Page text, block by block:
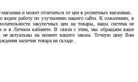
магазина и может отличаться от цен в розничных магазинах.
ведем работу по улучшению нашего сайта. К сожалению, в
закупочных цен на товары, наша система не
и в Личном кабинете. В связи с этим, мы обращаем ваше
актуальны на момент вашего заказа. Точную цену Вам
наличия товара на складе.